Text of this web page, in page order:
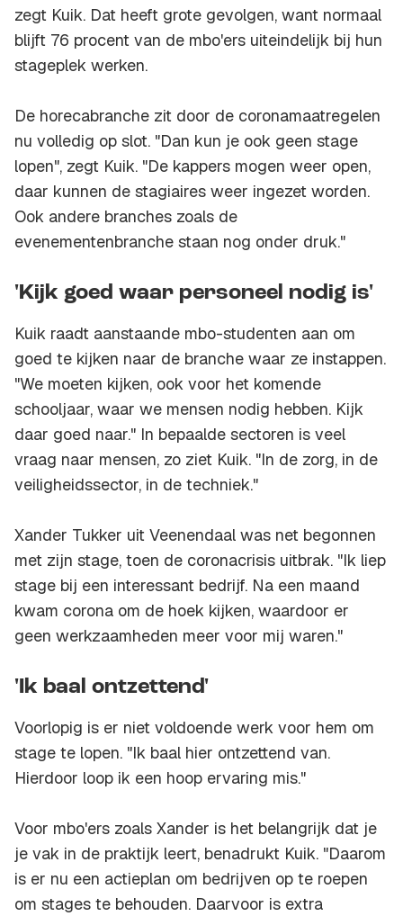
zegt Kuik. Dat heeft grote gevolgen, want normaal
blijft 76 procent van de mbo'ers uiteindelijk bij hun
stageplek werken.
De horecabranche zit door de coronamaatregelen
nu volledig op slot. "Dan kun je ook geen stage
lopen", zegt Kuik. "De kappers mogen weer open,
daar kunnen de stagiaires weer ingezet worden.
Ook andere branches zoals de
evenementenbranche staan nog onder druk."
'Kijk goed waar personeel nodig is'
Kuik raadt aanstaande mbo-studenten aan om
goed te kijken naar de branche waar ze instappen.
"We moeten kijken, ook voor het komende
schooljaar, waar we mensen nodig hebben. Kijk
daar goed naar." In bepaalde sectoren is veel
vraag naar mensen, zo ziet Kuik. "In de zorg, in de
veiligheidssector, in de techniek."
Xander Tukker uit Veenendaal was net begonnen
met zijn stage, toen de coronacrisis uitbrak. "Ik liep
stage bij een interessant bedrijf. Na een maand
kwam corona om de hoek kijken, waardoor er
geen werkzaamheden meer voor mij waren."
'Ik baal ontzettend'
Voorlopig is er niet voldoende werk voor hem om
stage te lopen. "Ik baal hier ontzettend van.
Hierdoor loop ik een hoop ervaring mis."
Voor mbo'ers zoals Xander is het belangrijk dat je
je vak in de praktijk leert, benadrukt Kuik. "Daarom
is er nu een actieplan om bedrijven op te roepen
om stages te behouden. Daarvoor is extra